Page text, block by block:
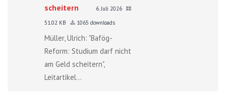
scheitern
6. Juli 2026
51.02 KB
1065 downloads
Müller, Ulrich: "Bafög-
Reform: Studium darf nicht
am Geld scheitern",
Leitartikel...